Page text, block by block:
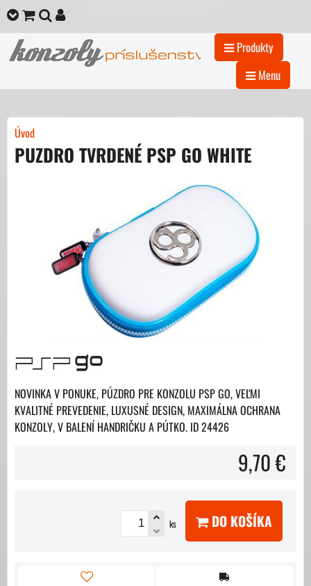
Produkty
Menu
Úvod
PUZDRO TVRDENÉ PSP GO WHITE
NOVINKA V PONUKE, PÚZDRO PRE KONZOLU PSP GO, VEĽMI
KVALITNÉ PREVEDENIE, LUXUSNÉ DESIGN, MAXIMÁLNA OCHRANA
KONZOLY, V BALENÍ HANDRIČKU A PÚTKO. ID 24426
9,70 €
ks DO KOŠÍKA